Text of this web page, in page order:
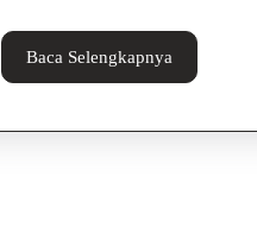
Baca Selengkapnya